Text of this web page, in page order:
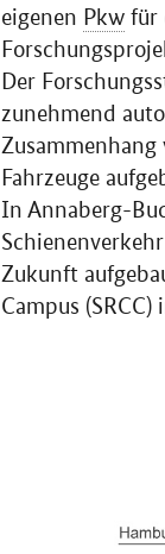
eigenen Pkw für
Der
zunehmend
Fahrzeuge
In Annaberg-
Zukunft
Campus